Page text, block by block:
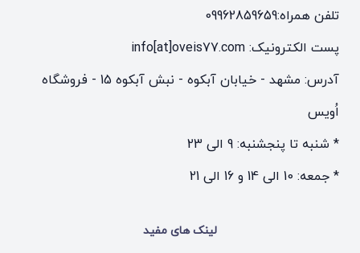
تلفن همراه:09962859659
پست الکترونیک: info[at]oveis77.com
آدرس: مشهد - خیابان آبکوه - نبش آبکوه 15 - فروشگاه
اُویس
* شنبه تا پنجشنبه: 9 الی 23
* جمعه: 10 الی 14 و 16 الی 21
لینک های مفید